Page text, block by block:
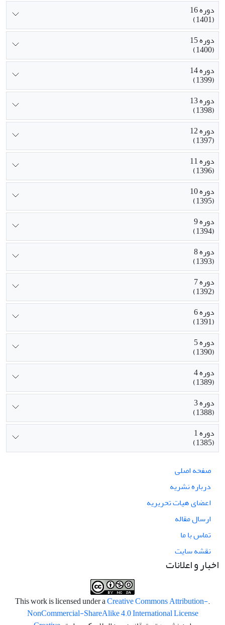
دوره 16
(1401)
دوره 15
(1400)
دوره 14
(1399)
دوره 13
(1398)
دوره 12
(1397)
دوره 11
(1396)
دوره 10
(1395)
دوره 9
(1394)
دوره 8
(1393)
دوره 7
(1392)
دوره 6
(1391)
دوره 5
(1390)
دوره 4
(1389)
دوره 3
(1388)
دوره 1
(1385)
صفحه اصلی
درباره نشریه
اعضای هیات تحریریه
ارسال مقاله
تماس با ما
نقشه سایت
اخبار و اعلانات
.This work is licensed under a
Creative Commons Attribution-
NonCommercial-ShareAlike 4.0 International License